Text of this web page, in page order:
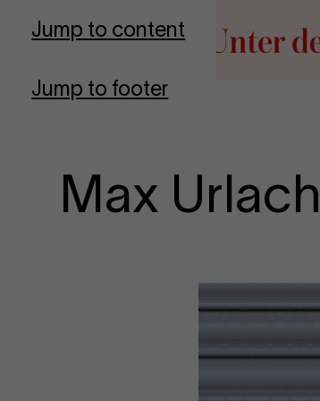
Jump to content
Jump to footer
Go to homepage
Max